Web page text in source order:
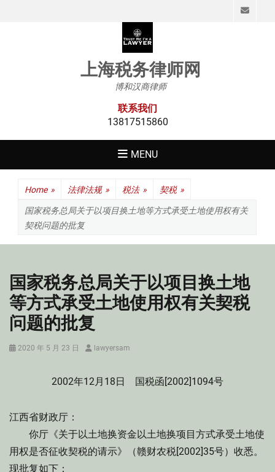
上海税务律师网
博和汉商律师
联系我们
13817515860
MENU
Home » 法律法规 » 税法 » 契税 »
国家税务总局关于以项目换土地等方式承受土地使用权有关
契税问题的批复
国家税务总局关于以项目换土地
等方式承受土地使用权有关契税
问题的批复
Posted
2020 年 5 月 23 日 Authorlawyersam
2002年12月18日 国税函[2002]1094号
江西省财政厅：
你厅《关于以土地换资金以土地换项目方式承受土地使
用权是否征收契税的请示》（赣财农税[2002]35号）收悉。
现批复如下：